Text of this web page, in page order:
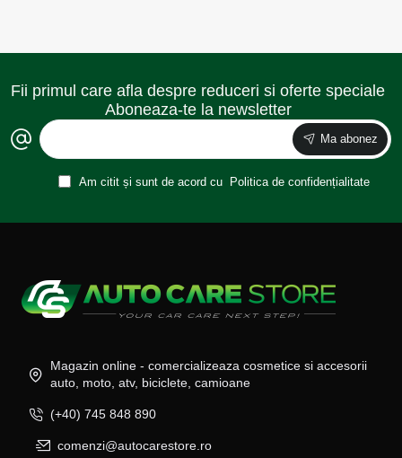
Fii primul care afla despre reduceri si oferte speciale
Aboneaza-te la newsletter
Ma abonez
Am citit și sunt de acord cu Politica de confidențialitate
Magazin online - comercializeaza cosmetice si accesorii
auto, moto, atv, biciclete, camioane
(+40) 745 848 890
comenzi@autocarestore.ro